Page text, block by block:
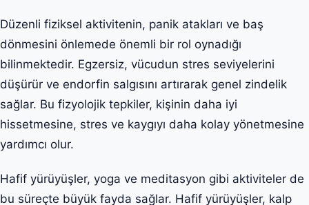
Düzenli fiziksel aktivitenin, panik atakları ve baş
dönmesini önlemede önemli bir rol oynadığı
bilinmektedir. Egzersiz, vücudun stres seviyelerini
düşürür ve endorfin salgısını artırarak genel zindelik
sağlar. Bu fizyolojik tepkiler, kişinin daha iyi
hissetmesine, stres ve kaygıyı daha kolay yönetmesine
yardımcı olur.
Hafif yürüyüşler, yoga ve meditasyon gibi aktiviteler de
bu süreçte büyük fayda sağlar. Hafif yürüyüşler, kalp